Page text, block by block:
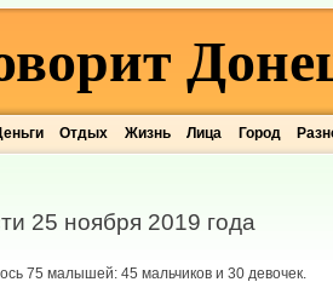
Отдых Жизнь Лица Город
25 ноября 2019 года
75 малышей: 45 мальчиков и 30 девочек.